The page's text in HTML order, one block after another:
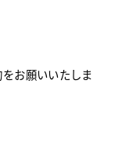
お願いいたしま